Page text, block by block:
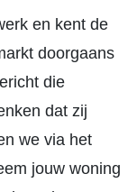
en kent de
doorgaans
die
dat zij
we via het
jouw woning